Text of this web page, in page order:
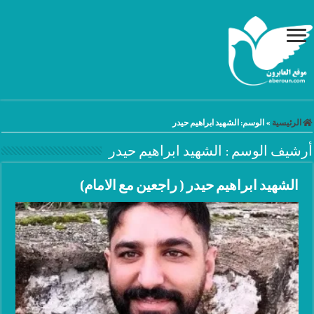
الرئيسية » الوسم:الشهيد ابراهيم حيدر
أرشيف الوسم : الشهيد ابراهيم حيدر
الشهيد ابراهيم حيدر ( راجعين مع الامام)